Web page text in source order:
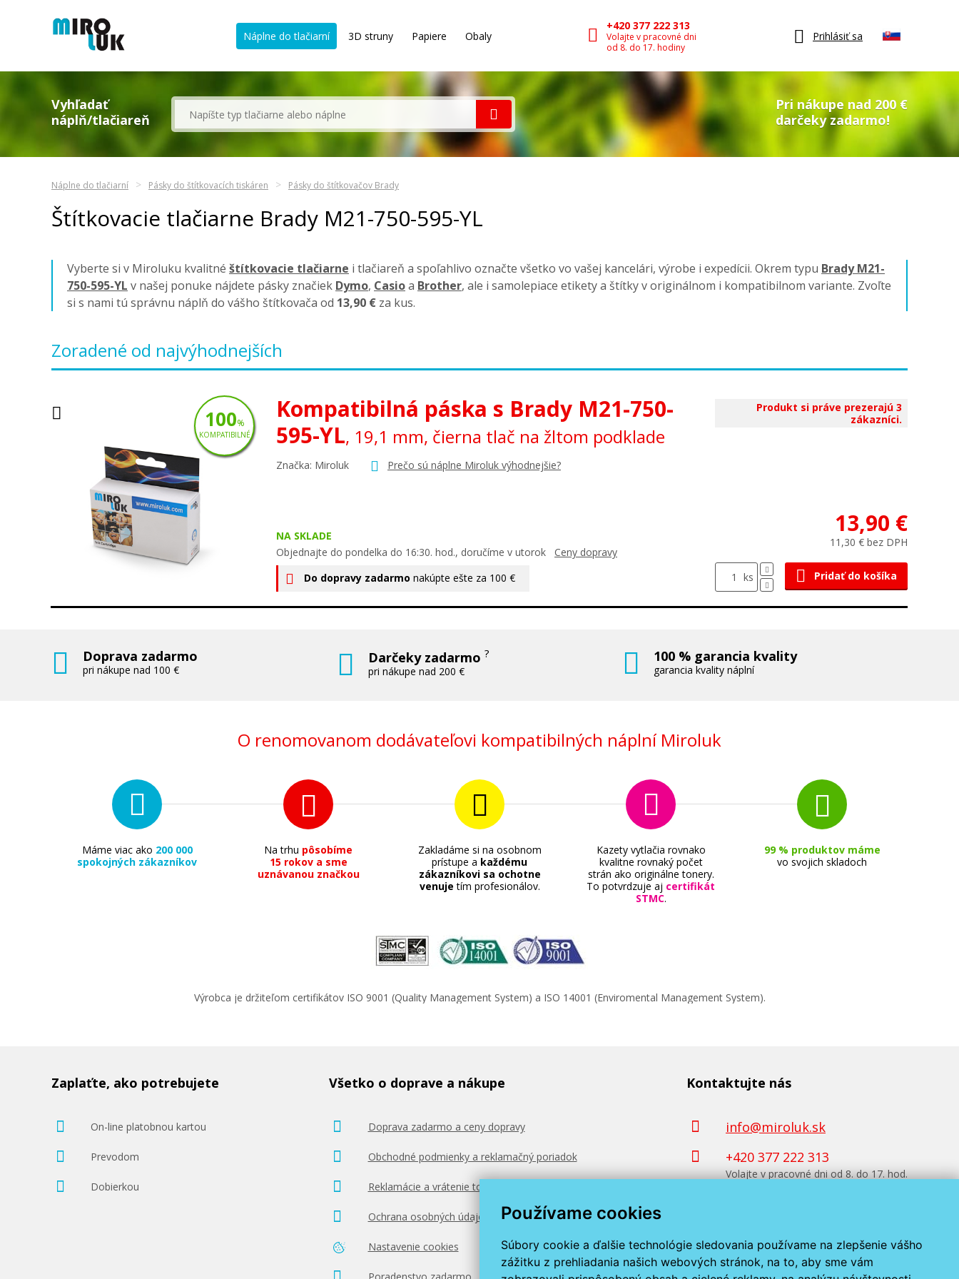
Používame cookies
Súbory cookie a ďalšie technológie sledovania používame na zlepšenie vášho
zážitku z prehliadania našich webových stránok, na to, aby sme vám
Náplne do tlačiarní 3D struny Papiere Obaly
+420 377 222 313
Volajte v pracovné dni
od 8. do 17. hodiny
Prihlásiť sa
Vyhľadať
náplň/tlačiareň
Pri nákupe nad 200 €
darčeky zadarmo!
Náplne do tlačiarní Pásky do štítkovacích tiskáren Pásky do štítkovačov Brady
Štítkovacie tlačiarne Brady M21-750-595-YL
Vyberte si v Miroluku kvalitné štítkovacie tlačiarne i tlačiareň a spoľahlivo označte všetko vo vašej kancelári, výrobe i expedícii. Okrem typu Brady M21-
750-595-YL v našej ponuke nájdete pásky značiek Dymo, Casioa Brother, ale i samolepiace etikety a štítky v originálnom i kompatibilnom variante. Zvoľte
si s nami tú správnu náplň do vášho štítkovača od 13,90 € za kus.
Zoradené od najvýhodnejších
Kompatibilná páska s Brady M21-750-
595-YL, 19,1 mm, čierna tlač na žltom podklade
Značka: Miroluk Prečo sú náplne Miroluk výhodnejšie?
NA SKLADE
Objednajte do pondelka do 16:30. hod., doručíme v utorok Ceny dopravy
Do dopravy zadarmo nakúpte ešte za 100 €
Produkt si práve prezerajú 3
zákazníci.
13,90 €
11,30 € bez DPH
ks Pridať do košíka
100%
KOMPATIBILNÉ
Doprava zadarmo
pri nákupe nad 100 €
Darčeky zadarmo?
pri nákupe nad 200 €
100 % garancia kvality
garancia kvality náplní
O renomovanom dodávateľovi kompatibilných náplní Miroluk
Máme viac ako 200 000
spokojných zákazníkov
Na trhu pôsobíme
15 rokov a sme
uznávanou značkou
Zakladáme si na osobnom
prístupe a každému
zákazníkovi sa ochotne
venuje tím profesionálov.
Kazety vytlačia rovnako
kvalitne rovnaký počet
strán ako originálne tonery.
To potvrdzuje aj certifikát
STMC.
99 % produktov máme
vo svojich skladoch
Výrobca je držiteľom certifikátov ISO 9001 (Quality Management System) a ISO 14001 (Enviromental Management System).
Zaplaťte, ako potrebujete
On-line platobnou kartou
Prevodom
Dobierkou
Všetko o doprave a nákupe
Doprava zadarmo a ceny dopravy
Obchodné podmienky a reklamačný poriadok
Reklamácie a vrátenie tovaru
Ochrana osobných údajov
Nastavenie cookies
Kontaktujte nás
info@miroluk.sk
+420 377 222 313
Volajte v pracovné dni od 8. do 17. hod.